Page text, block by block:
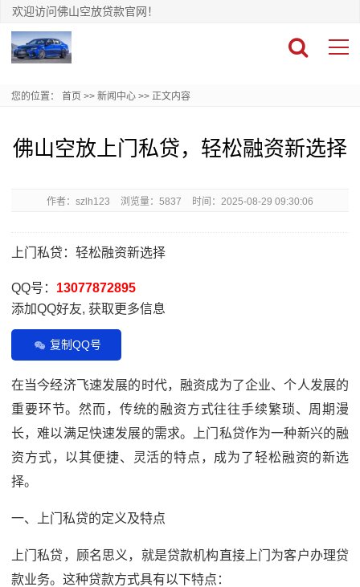
欢迎访问佛山空放贷款官网！
您的位置： 首页 >> 新闻中心 >> 正文内容
佛山空放上门私贷，轻松融资新选择
作者：szlh123 浏览量：5837 时间：2025-08-29 09:30:06
上门私贷：轻松融资新选择
QQ号： 13077872895
添加QQ好友, 获取更多信息
复制QQ号
在当今经济飞速发展的时代，融资成为了企业、个人发展的
重要环节。然而，传统的融资方式往往手续繁琐、周期漫
长，难以满足快速发展的需求。上门私贷作为一种新兴的融
资方式，以其便捷、灵活的特点，成为了轻松融资的新选
择。
一、上门私贷的定义及特点
上门私贷，顾名思义，就是贷款机构直接上门为客户办理贷
款业务。这种贷款方式具有以下特点：